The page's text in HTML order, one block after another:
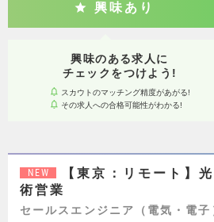
興味あり
興味のある求人に
チェックをつけよう!
スカウトのマッチング精度があがる!
その求人への合格可能性がわかる!
NEW
【東京：リモート】
術営業
セールスエンジニア（電気・電子